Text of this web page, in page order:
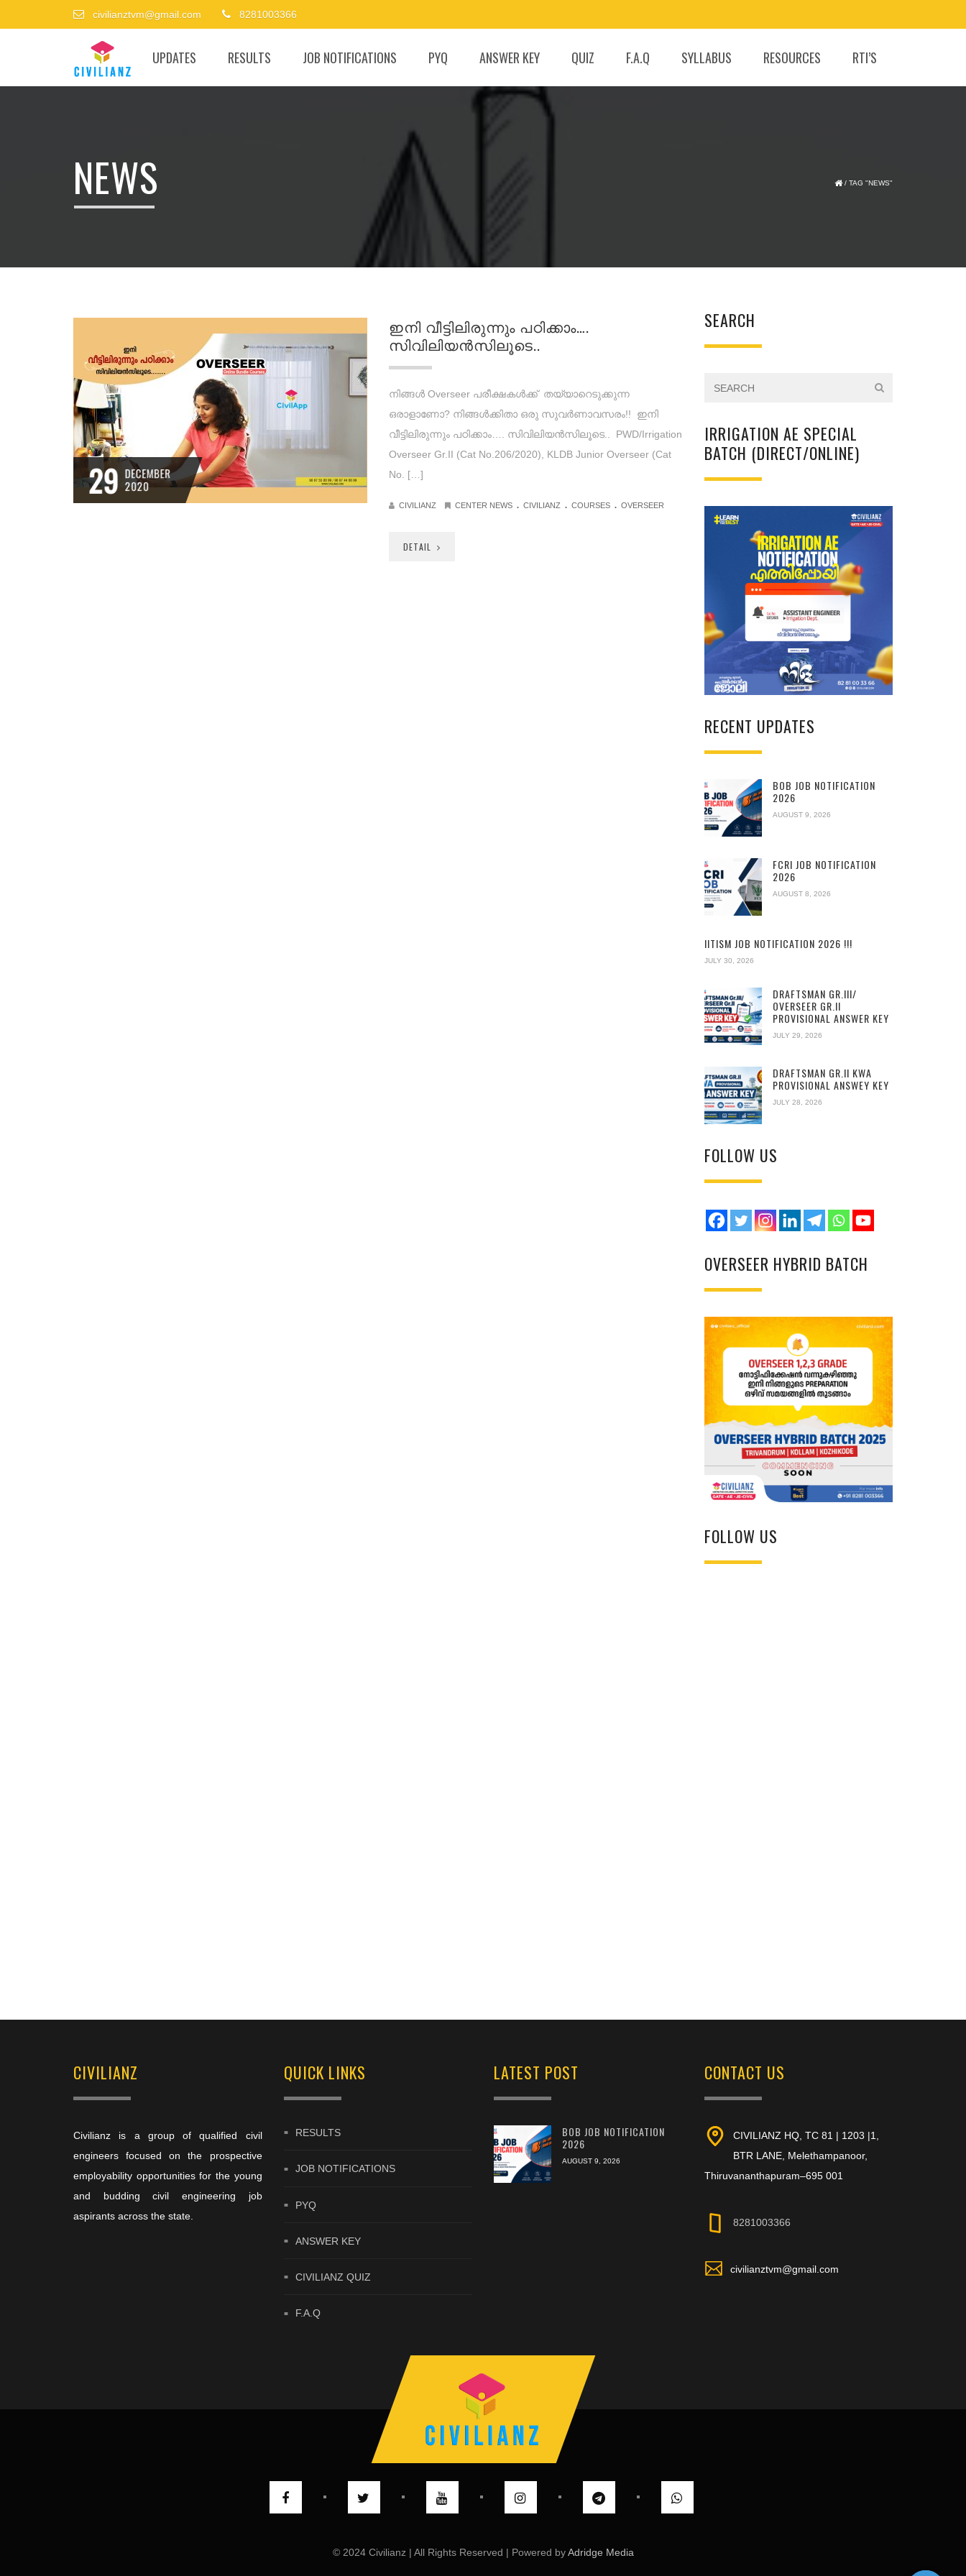
civilianztvm@gmail.com 8281003366
UPDATES RESULTS JOB NOTIFICATIONS PYQ ANSWER KEY QUIZ F.A.Q SYLLABUS RESOURCES RTI’S
NEWS / TAG "NEWS"
29 DECEMBER
2020
ഇനി വീട്ടിലിരുന്നും പഠിക്കാം….
സിവിലിയന്‍സിലൂടെ..
നിങ്ങൾ Overseer പരീക്ഷകൾക്ക് തയ്യാറെടുക്കുന്ന
ഒരാളാണോ? നിങ്ങൾക്കിതാ ഒരു സുവർണാവസരം!! ഇനി
വീട്ടിലിരുന്നും പഠിക്കാം…. സിവിലിയന്‍സിലൂടെ.. PWD/Irrigation
Overseer Gr.II (Cat No.206/2020), KLDB Junior Overseer (Cat
No. […]
CIVILIANZ CENTER NEWS . CIVILIANZ . COURSES . OVERSEER
DETAIL
SEARCH
IRRIGATION AE SPECIAL
BATCH (DIRECT/ONLINE)
RECENT UPDATES
BOB JOB NOTIFICATION
2026
AUGUST 9, 2026
FCRI JOB NOTIFICATION
2026
AUGUST 8, 2026
IITISM JOB NOTIFICATION 2026 !!!
JULY 30, 2026
DRAFTSMAN GR.III/
OVERSEER GR.II
PROVISIONAL ANSWER KEY
JULY 29, 2026
DRAFTSMAN GR.II KWA
PROVISIONAL ANSWEY KEY
JULY 28, 2026
FOLLOW US
OVERSEER HYBRID BATCH
FOLLOW US
CIVILIANZ
Civilianz is a group of qualified civil
engineers focused on the prospective
employability opportunities for the young
and budding civil engineering job
aspirants across the state.
QUICK LINKS
RESULTS
JOB NOTIFICATIONS
PYQ
ANSWER KEY
CIVILIANZ QUIZ
F.A.Q
LATEST POST
BOB JOB NOTIFICATION
2026
AUGUST 9, 2026
CONTACT US
CIVILIANZ HQ, TC 81 | 1203 |1,
BTR LANE, Melethampanoor,
Thiruvananthapuram–695 001
8281003366
civilianztvm@gmail.com
© 2024 Civilianz | All Rights Reserved | Powered byAdridge Media